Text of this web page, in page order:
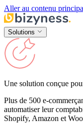
Aller au contenu
Solutions
Une solution conçue
Plus de 500 e-
automatiser leur
Shopify, Amazon et